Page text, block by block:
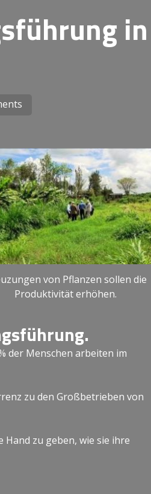
in
von Pflanzen sollen die
Produktivität erhöhen.
der Menschen arbeiten im
zu den Großbetrieben von
zu geben, wie sie ihre